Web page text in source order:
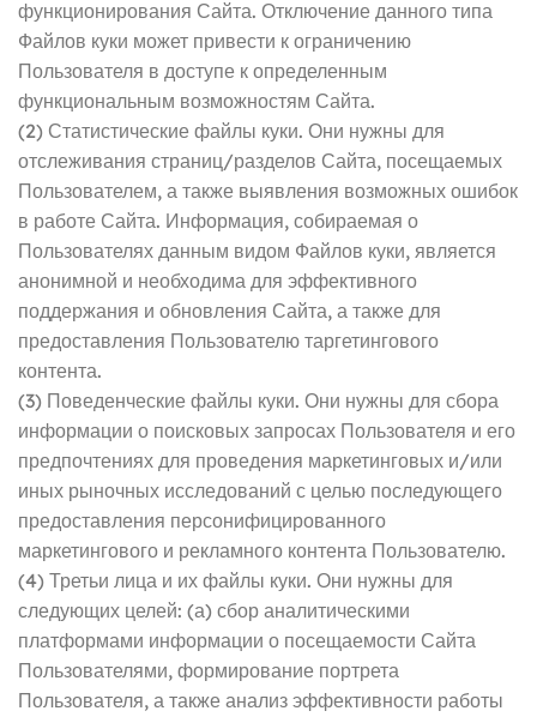
функционирования Сайта. Отключение данного типа
Файлов куки может привести к ограничению
Пользователя в доступе к определенным
функциональным возможностям Сайта.
(2) Статистические файлы куки. Они нужны для
отслеживания страниц/разделов Сайта, посещаемых
Пользователем, а также выявления возможных ошибок
в работе Сайта. Информация, собираемая о
Пользователях данным видом Файлов куки, является
анонимной и необходима для эффективного
поддержания и обновления Сайта, а также для
предоставления Пользователю таргетингового
контента.
(3) Поведенческие файлы куки. Они нужны для сбора
информации о поисковых запросах Пользователя и его
предпочтениях для проведения маркетинговых и/или
иных рыночных исследований с целью последующего
предоставления персонифицированного
маркетингового и рекламного контента Пользователю.
(4) Третьи лица и их файлы куки. Они нужны для
следующих целей: (а) сбор аналитическими
платформами информации о посещаемости Сайта
Пользователями, формирование портрета
Пользователя, а также анализ эффективности работы